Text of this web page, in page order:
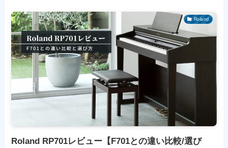
Roland
Roland RP701レビュー【F701との違い比較/選び